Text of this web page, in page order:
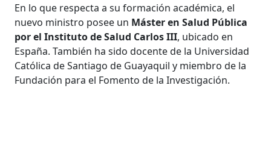
En lo que respecta a su formación académica, el
nuevo ministro posee un Máster en Salud Pública
por el Instituto de Salud Carlos III, ubicado en
España. También ha sido docente de la Universidad
Católica de Santiago de Guayaquil y miembro de la
Fundación para el Fomento de la Investigación.